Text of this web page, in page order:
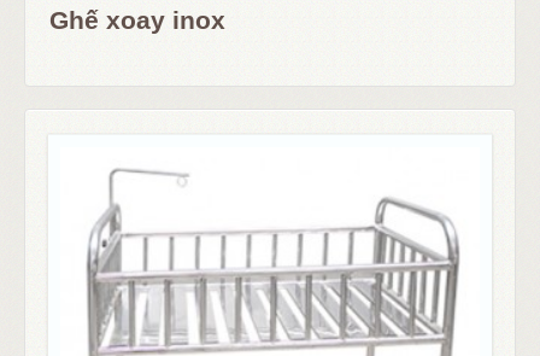
Ghế xoay inox